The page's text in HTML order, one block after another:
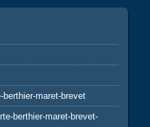
berthier-maret-brevet
berthier-maret-brevet-